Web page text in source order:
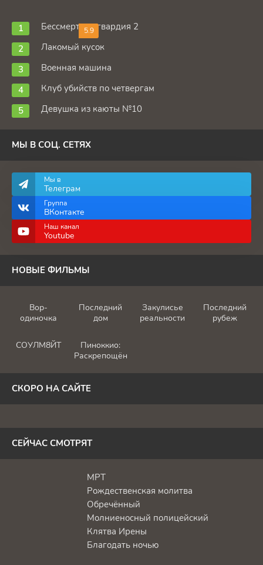
5.9
Бессмертная гвардия 2
Лакомый кусок
Военная машина
Клуб убийств по четвергам
Девушка из каюты №10
МЫ В СОЦ. СЕТЯХ
Мы в
Телеграм
Группа
ВКонтакте
Наш канал
Youtube
НОВЫЕ ФИЛЬМЫ
Вор-
одиночка
Последний
дом
Закулисье
реальности
Последний
рубеж
СОУЛМ8ЙТ
Пиноккио:
Раскрепощённый
СКОРО НА САЙТЕ
СЕЙЧАС СМОТРЯТ
МРТ
Рождественская молитва
Обречённый
Молниеносный полицейский
Клятва Ирены
Благодать ночью